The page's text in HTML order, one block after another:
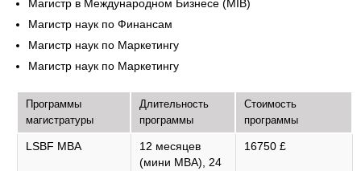
Магистр в Международном Бизнесе (MIB)
Магистр наук по Финансам
Магистр наук по Маркетингу
Магистр наук по Маркетингу
Программы
магистратуры
Длительность
программы
Стоимость
программы
LSBF MBA
12 месяцев
(мини MBA), 24
16750 £